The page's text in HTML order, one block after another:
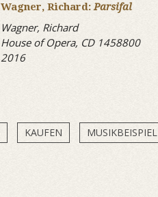
Wagner, Richard:Parsifal
Wagner, Richard
House of Opera, CD 1458800
2016
KAUFEN MUSIKBEISPIEL